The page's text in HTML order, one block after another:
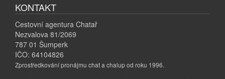
KONTAKT
Cestovní agentura Chatař
Nezvalova 81/2069
787 01 Šumperk
IČO: 64104826
Zprostředkování pronájmu chat a chalup od roku 1996.